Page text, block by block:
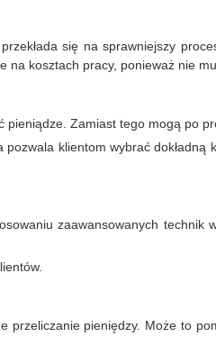
się na sprawniejszy
kosztach pracy, ponieważ nie
Zamiast tego mogą po
klientom wybrać
zaawansowanych technik
pieniędzy. Może to